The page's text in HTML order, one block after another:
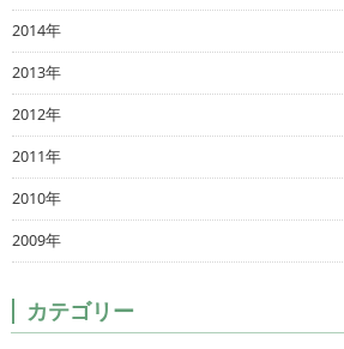
2014年
2013年
2012年
2011年
2010年
2009年
カテゴリー